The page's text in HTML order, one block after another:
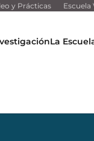
y Prácticas Escuela
La